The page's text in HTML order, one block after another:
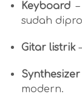
Keyboard
sudah
Gitar listrik
Synthesizer
modern.